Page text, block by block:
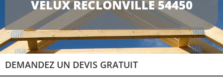
VELUX RECLONVILLE 54450
DEMANDEZ UN DEVIS GRATUIT